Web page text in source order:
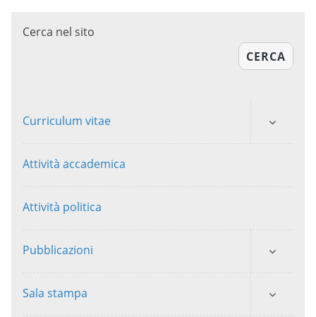
Cerca nel sito
CERCA
Curriculum vitae
Attività accademica
Attività politica
Pubblicazioni
Sala stampa